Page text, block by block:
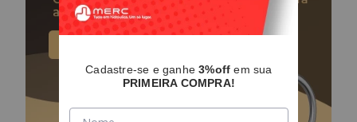
Cadastre-se e ganhe3%off em sua
PRIMEIRA COMPRA!